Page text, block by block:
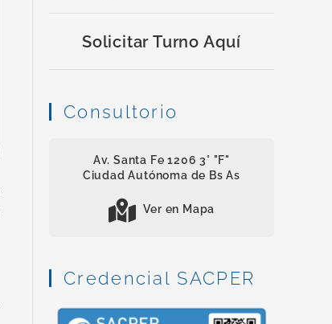
Solicitar Turno Aquí
Consultorio
Av. Santa Fe 1206 3° "F"
Ciudad Autónoma de Bs As
Ver en Mapa
Credencial SACPER